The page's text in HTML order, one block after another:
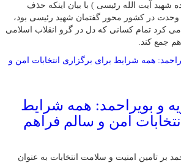
شهید آیت الله رئیسی ) با بیان اینکه حذف
وحدت در کشور محور گفتمان شهید رئیسی بود،
تمام کسانی که دل در گرو انقلاب اسلامی
جمع کند.
و بویراحمد: همه شرایط
امن و سالم فراهم
بر تامین امنیت و سلامت انتخابات به عنوان